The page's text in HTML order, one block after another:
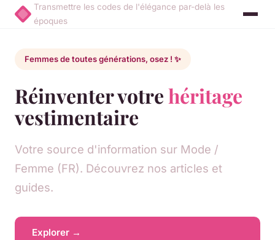
Transmettre les codes de l'élégance par-delà les
époques
Femmes de toutes générations, osez ! ✨
Réinventer votrehéritage
vestimentaire
Votre source d'information sur Mode /
Femme (FR). Découvrez nos articles et
guides.
Explorer →